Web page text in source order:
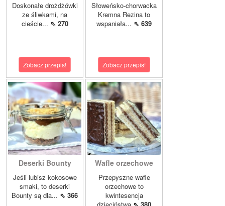
Doskonałe drożdżówki
ze śliwkami, na
cieście... ⇖ 270
Zobacz przepis!
Słoweńsko-chorwacka
Kremna Rezina to
wspaniała... ⇖ 639
Zobacz przepis!
Deserki Bounty
Jeśli lubisz kokosowe
smaki, to deserki
Bounty są dla... ⇖ 366
Wafle orzechowe
Przepyszne wafle
orzechowe to
kwintesencja